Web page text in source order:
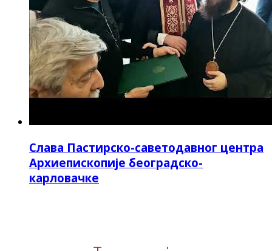
Слава Пастирско-саветодавног центра
Архиепископије београдско-
карловачке